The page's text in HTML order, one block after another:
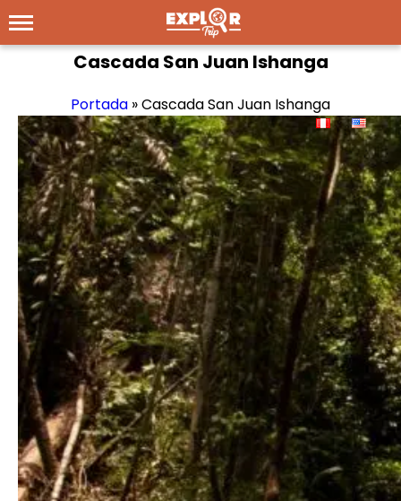
Cascada San Juan Ishanga
Portada »Cascada San Juan Ishanga